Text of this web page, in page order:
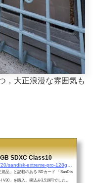
，大正浪漫な雰囲気も
SDXC Class10
品」と記載のある SDカード 「SanDis
V30」を購入。税込み3,519円でした。